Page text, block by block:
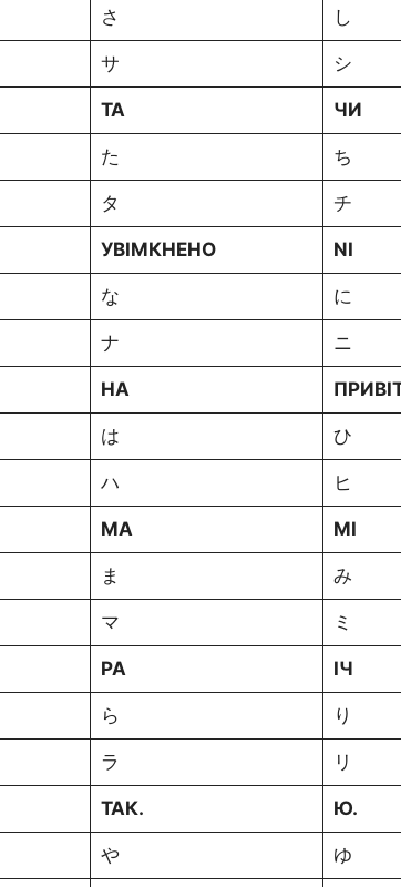
さ し
サ シ
TA ЧИ
た ち
タ チ
УВІМКНЕНО NI
な に
ナ ニ
HA
は ひ
ハ ヒ
MA MI
ま み
マ ミ
РА ІЧ
ら り
ラ リ
ТАК. Ю.
や ゆ